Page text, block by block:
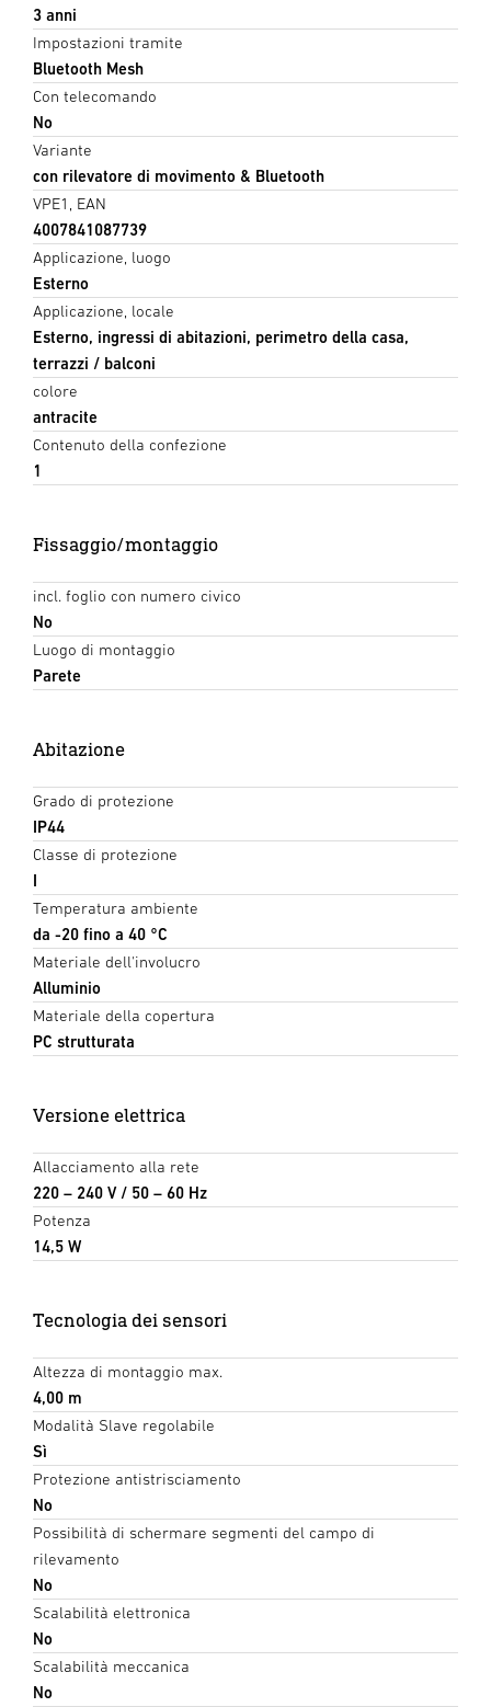
3 anni
Impostazioni tramite
Bluetooth Mesh
Con telecomando
No
Variante
con rilevatore di movimento & Bluetooth
VPE1, EAN
4007841087739
Applicazione, luogo
Esterno
Applicazione, locale
Esterno, ingressi di abitazioni, perimetro della casa,
terrazzi / balconi
colore
antracite
Contenuto della confezione
1
Fissaggio/montaggio
incl. foglio con numero civico
No
Luogo di montaggio
Parete
Abitazione
Grado di protezione
IP44
Classe di protezione
I
Temperatura ambiente
da -20 fino a 40 °C
Materiale dell'involucro
Alluminio
Materiale della copertura
PC strutturata
Versione elettrica
Allacciamento alla rete
220 – 240 V / 50 – 60 Hz
Potenza
14,5 W
Tecnologia dei sensori
Altezza di montaggio max.
4,00 m
Modalità Slave regolabile
Sì
Protezione antistrisciamento
No
Possibilità di schermare segmenti del campo di
rilevamento
No
Scalabilità elettronica
No
Scalabilità meccanica
No